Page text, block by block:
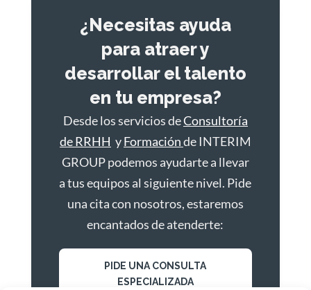
¿Necesitas ayuda
para atraer y
desarrollar el talento
en tu empresa?
Desde los servicios deConsultoría
de RRHH yFormaciónde INTERIM
GROUP podemos ayudarte a llevar
a tus equipos al siguiente nivel. Pide
una cita con nosotros, estaremos
encantados de atenderte:
PIDE UNA CONSULTA
ESPECIALIZADA